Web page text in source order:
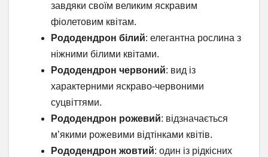
завдяки своїм великим яскравим
фіолетовим квітам.
Рододендрон білий: елегантна рослина з
ніжними білими квітами.
Рододендрон червоний: вид із
характерними яскраво-червоними
суцвіттями.
Рододендрон рожевий: відзначається
м’якими рожевими відтінками квітів.
Рододендрон жовтий: один із рідкісних